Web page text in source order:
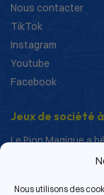
Nous utilisons des
Nous contacter
TikTok
Instagram
Youtube
Facebook
Jeux de société
Le Pion Magique a
Normandie dans